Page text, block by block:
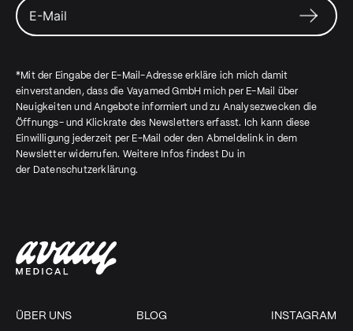
ÜBER UNS BLOG INSTAGRAM
*Mit der Eingabe der E-Mail-Adresse erkläre ich mich damit
einverstanden, dass die Vayamed GmbH mich per E-Mail über
Neuigkeiten und Angebote informiert und zu Analysezwecken die
Öffnungs- und Klickrate des Newsletters erfasst. Ich kann diese
Einwilligung jederzeit per E-Mail oder den Abmeldelink in dem
Newsletter widerrufen. Weitere Infos findest Du in
der
Datenschutzerklärung.